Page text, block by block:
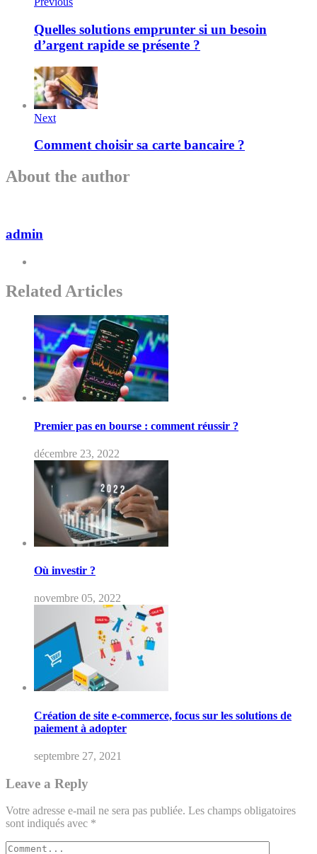
Quelles solutions emprunter si un besoin
d’argent rapide se présente ?
Next
Comment choisir sa carte bancaire ?
About the author
admin
Related Articles
Premier pas en bourse : comment réussir ?
décembre 23, 2022
Où investir ?
novembre 05, 2022
Création de site e-commerce, focus sur les solutions de
paiement à adopter
septembre 27, 2021
Leave a Reply
Votre adresse e-mail ne sera pas publiée. Les champs obligatoires
sont indiqués avec *